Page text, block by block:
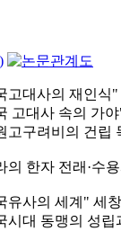
고대사의 재인식"
고대사 속의 가야
고구려비의 건립
의 한자 전래·수
유사의 세계" 세
시대 동맹의 성립